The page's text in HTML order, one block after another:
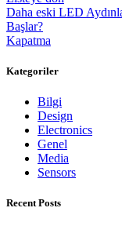
Daha eski LED
Başlar?
Kapatma
Kategoriler
Bilgi
Design
Electronics
Genel
Media
Sensors
Recent Posts